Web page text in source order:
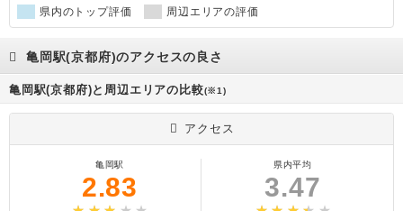
県内のトップ評価 周辺エリアの評価
亀岡駅(京都府)のアクセスの良さ
亀岡駅(京都府)と周辺エリアの比較(※1)
アクセス
亀岡駅
2.83
県内平均
3.47